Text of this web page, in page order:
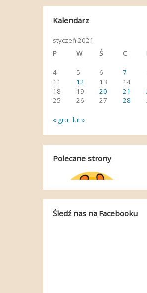
Kalendarz
styczeń 2021
P
W Ś C
4
5 6 7
11
12 13 14
18
19 20 21
25
26 27 28
« gru lut »
Polecane strony
Śledź nas na Facebooku